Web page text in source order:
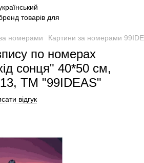
номерами Картини за номерами
по номерах
сонця" 40*50 см,
ТМ "99IDEAS"
відгук